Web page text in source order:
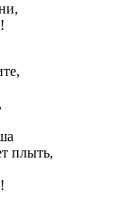
плыть,